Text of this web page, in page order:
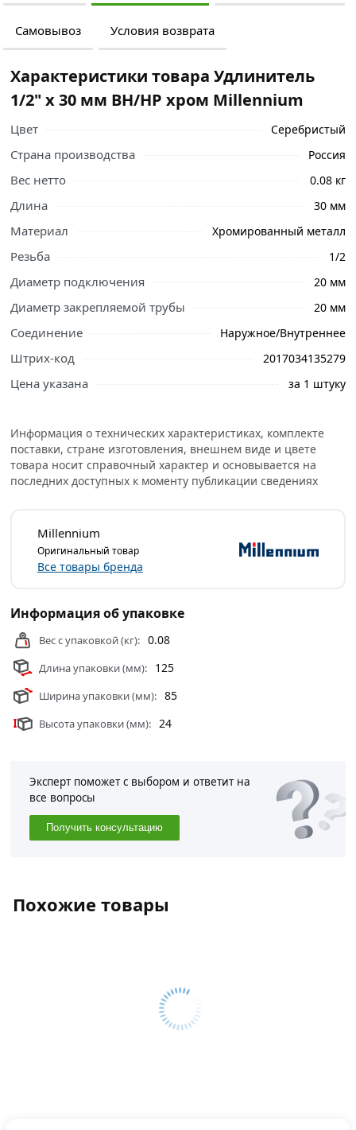
Самовывоз Условия возврата
Ознакомьтесь с подробными характеристиками,
описанием и отзывами о товаре, чтобы сделать
свяжутся с Вами для согласования условий доставки
или самовывоза.
Условия доставки и цены на товар Удлинитель 1/2" х 30
действительны в Москве и области.
Характеристики товара Удлинитель
1/2" х 30 мм ВН/НР хром Millennium
Цвет Серебристый
Страна производства Россия
Вес нетто 0.08 кг
Длина 30 мм
Материал Хромированный металл
Резьба 1/2
Диаметр подключения 20 мм
Диаметр закрепляемой трубы 20 мм
Соединение Наружное/Внутреннее
Штрих-код 2017034135279
Цена указана за 1 штуку
Информация о технических характеристиках, комплекте
поставки, стране изготовления, внешнем виде и цвете
товара носит справочный характер и основывается на
последних доступных к моменту публикации сведениях
Millennium
Оригинальный товар
Все товары бренда
Информация об упаковке
Вес с упаковкой (кг): 0.08
Длина упаковки (мм): 125
Ширина упаковки (мм): 85
Высота упаковки (мм): 24
Эксперт поможет с выбором и ответит на
все вопросы
Получить консультацию
Похожие товары